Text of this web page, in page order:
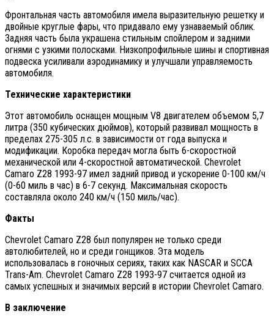
Фронтальная часть автомобиля имела выразительную решетку и
двойные круглые фары, что придавало ему узнаваемый облик.
Задняя часть была украшена стильным спойлером и задними
огнями с узкими полосками. Низкопрофильные шины и спортивная
подвеска усиливали аэродинамику и улучшали управляемость
автомобиля.
Технические характеристики
Этот автомобиль оснащен мощным V8 двигателем объемом 5,7
литра (350 кубических дюймов), который развивал мощность в
пределах 275-305 л.с. в зависимости от года выпуска и
модификации. Коробка передач могла быть 6-скоростной
механической или 4-скоростной автоматической. Chevrolet
Camaro Z28 1993-97 имел задний привод и ускорение 0-100 км/ч
(0-60 миль в час) в 6-7 секунд. Максимальная скорость
составляла около 240 км/ч (150 миль/час).
Факты
Chevrolet Camaro Z28 был популярен не только среди
автолюбителей, но и среди гонщиков. Эта модель
использовалась в гоночных сериях, таких как NASCAR и SCCA
Trans-Am. Chevrolet Camaro Z28 1993-97 считается одной из
самых успешных и значимых версий в истории Chevrolet Camaro.
В заключение